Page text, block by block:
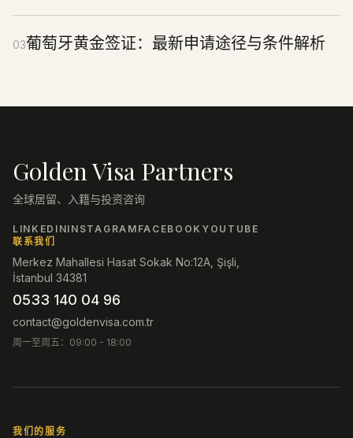
03葡萄牙黄金签证：最新申请途径与条件解析
Golden Visa Partners
全球居留、入籍与投资咨询
LINKEDININSTAGRAM FACEBOOK YOUTUBE
联系我们
Merkez Mahallesi Hasat Sokak No:12A, Şişli,
İstanbul 34381
0533 140 04 96
contact@goldenvisa.com.tr
周一至周五：09:00 - 18:00
我们的服务